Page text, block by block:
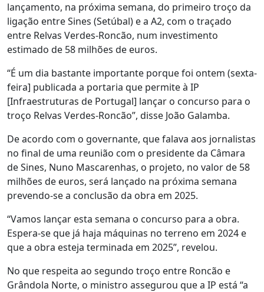
lançamento, na próxima semana, do primeiro troço da
ligação entre Sines (Setúbal) e a A2, com o traçado
entre Relvas Verdes-Roncão, num investimento
estimado de 58 milhões de euros.
“É um dia bastante importante porque foi ontem (sexta-
feira] publicada a portaria que permite à IP
[Infraestruturas de Portugal] lançar o concurso para o
troço Relvas Verdes-Roncão”, disse João Galamba.
De acordo com o governante, que falava aos jornalistas
no final de uma reunião com o presidente da Câmara
de Sines, Nuno Mascarenhas, o projeto, no valor de 58
milhões de euros, será lançado na próxima semana
prevendo-se a conclusão da obra em 2025.
“Vamos lançar esta semana o concurso para a obra.
Espera-se que já haja máquinas no terreno em 2024 e
que a obra esteja terminada em 2025”, revelou.
No que respeita ao segundo troço entre Roncão e
Grândola Norte, o ministro assegurou que a IP está “a